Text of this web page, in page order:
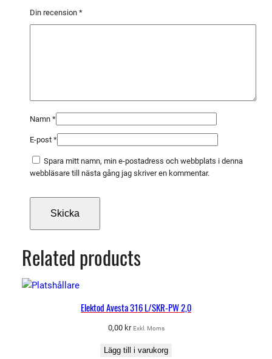
Din recension *
Namn *
E-post *
Spara mitt namn, min e-postadress och webbplats i denna
webbläsare till nästa gång jag skriver en kommentar.
Related products
Elektod Avesta 316 L/SKR-PW 2,0
0,00 kr Exkl. Moms
Lägg till i varukorg